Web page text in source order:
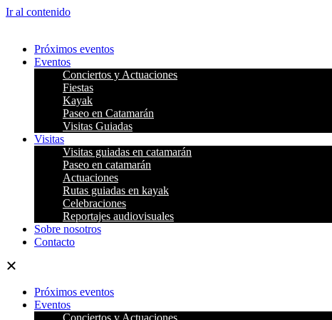
Ir al contenido
Próximos eventos
Eventos
Conciertos y Actuaciones
Fiestas
Kayak
Paseo en Catamarán
Visitas Guiadas
Visitas
Visitas guiadas en catamarán
Paseo en catamarán
Actuaciones
Rutas guiadas en kayak
Celebraciones
Reportajes audiovisuales
Sobre nosotros
Contacto
Próximos eventos
Eventos
Conciertos y Actuaciones